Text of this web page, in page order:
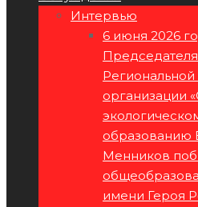
Интервью
6 июня 2026
организации
образованию
Менников
имени Героя